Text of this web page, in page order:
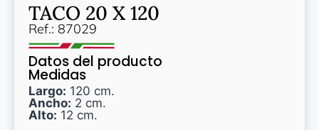
TACO 20 X 120
Ref.: 87029
Datos del producto
Medidas
Largo: 120 cm.
Ancho: 2 cm.
Alto: 12 cm.